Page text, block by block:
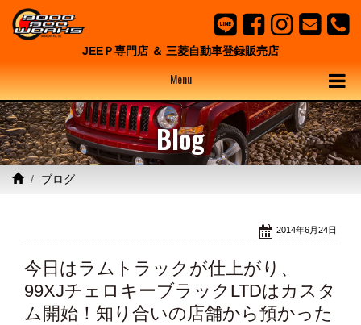
JEEＰ専門店 ＆ 三菱自動車登録販売店
Menu
Blog
ブログ
2014年6月24日
今日はラムトラックが仕上がり、
99XJチェロキーブラックLTDはカスタ
ム開始！知り合いの店舗から預かった